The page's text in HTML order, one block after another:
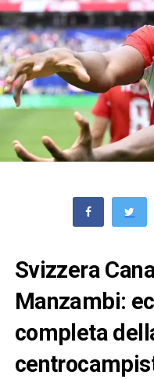
Svizzera
Manzambi:
completa